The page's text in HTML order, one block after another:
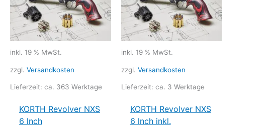
inkl. 19 % MwSt.
zzgl. Versandkosten
Lieferzeit: ca. 363 Werktage
KORTH Revolver NXS
6 lnch
inkl. 19 % MwSt.
zzgl. Versandkosten
Lieferzeit: ca. 3 Werktage
KORTH Revolver NXS
6 lnch inkl.